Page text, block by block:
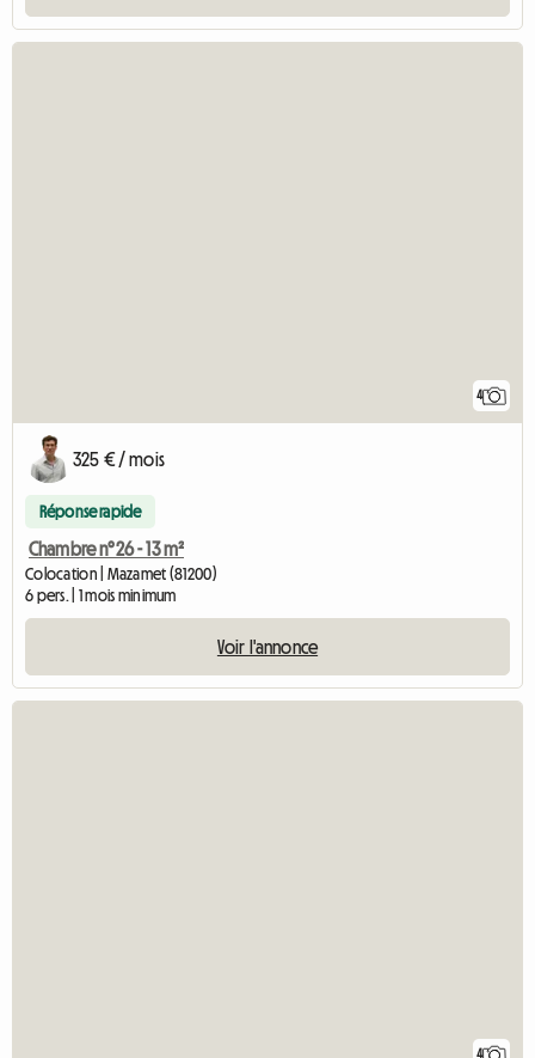
4
325 € / mois
Réponse rapide
Chambre n°26 - 13 m²
Colocation | Mazamet (81200)
6 pers. | 1 mois minimum
Voir l'annonce
4